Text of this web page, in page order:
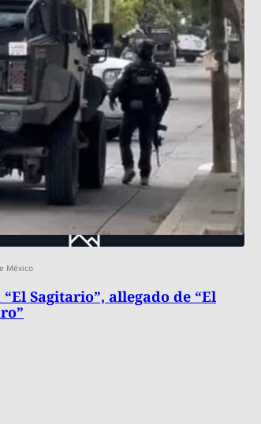
México
Sagitario”, allegado de “El